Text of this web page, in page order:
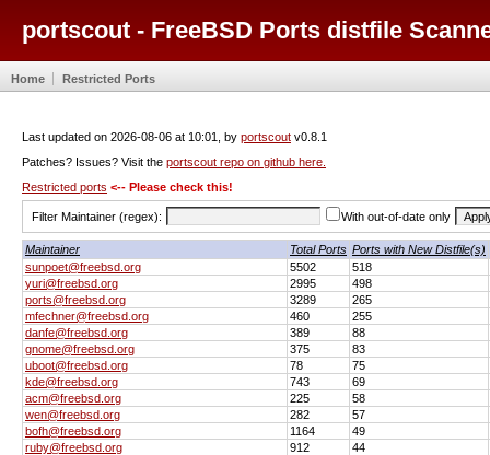
portscout - FreeBSD Ports distfile
Home Restricted Ports
Last updated on 2026-08-06 at 10:01, by portscout v0.8.1
Patches? Issues? Visit the portscout repo on github here.
Restricted ports <-- Please check this!
Filter Maintainer (regex): With out-of-date only
Maintainer Total Ports Ports with New Distfile(s)
sunpoet@freebsd.org
5502
518
yuri@freebsd.org
2995
498
ports@freebsd.org
3289
265
mfechner@freebsd.org
460
255
danfe@freebsd.org
389
88
gnome@freebsd.org
375
83
uboot@freebsd.org
78
75
kde@freebsd.org
743
69
acm@freebsd.org
225
58
wen@freebsd.org
282
57
bofh@freebsd.org
1164
49
ruby@freebsd.org
912
44